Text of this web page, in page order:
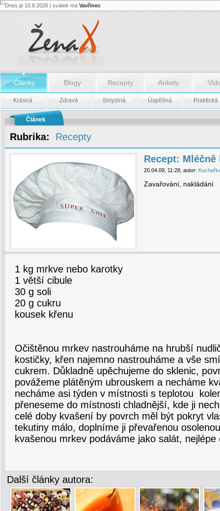
Recept:
mrkev
Dnes je 10.8.2026 | svátek má Vavřinec
Články Blogy Recepty Ankety
Krásná Zdravá Smyslná Úspěšná Praktická
Článek
Rubrika: Recepty
Recept: Mléčně
20.04.09, 11:28, autor:
Zavařování, nakládání
1 kg mrkve nebo karotky
1 větší cibule
30 g soli
20 g cukru
kousek křenu
Očištěnou mrkev nastrouháme na hrubší
kostičky, křen najemno nastrouháme a vše
cukrem. Důkladně upěchujeme do sklenic,
povážeme plátěným ubrouskem a necháme
necháme asi týden v místnosti s teplotou
přeneseme do místnosti chladnější, kde ji
celé doby kvašení by povrch měl být pokryt
tekutiny málo, doplníme ji převařenou
kvašenou mrkev podáváme jako salát,
Další články autora: